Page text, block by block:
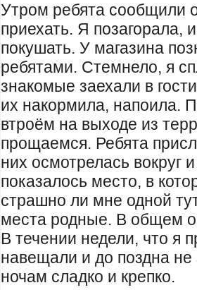
Утром ребята сообщили
приехать. Я позагорала,
покушать. У магазина
ребятами. Стемнело, я
знакомые заехали в
их накормила, напоила.
втроём на выходе из
прощаемся. Ребята
них осмотрелась вокруг
показалось место, в
страшно ли мне одной
места родные. В общем
В течении недели, что я
навещали и до поздна
ночам сладко и крепко.